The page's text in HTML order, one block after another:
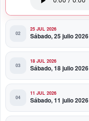
25 JUL 2026
Sábado, 25 julio 2026
18 JUL 2026
Sábado, 18 julio 2026
11 JUL 2026
Sábado, 11 julio 2026